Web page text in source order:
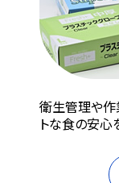
衛生管理や作
トな食の安心